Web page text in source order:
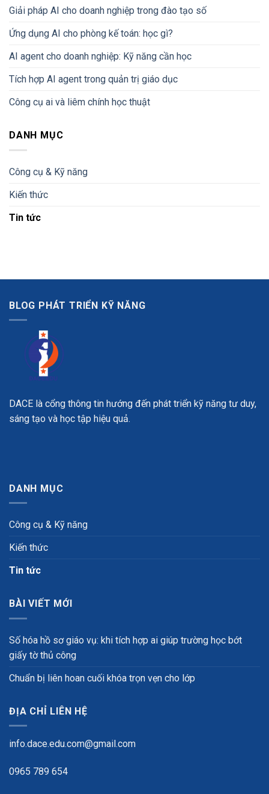
Giải pháp AI cho doanh nghiệp trong đào tạo số
Ứng dụng AI cho phòng kế toán: học gì?
AI agent cho doanh nghiệp: Kỹ năng cần học
Tích hợp AI agent trong quản trị giáo dục
Công cụ ai và liêm chính học thuật
DANH MỤC
Công cụ & Kỹ năng
Kiến thức
Tin tức
BLOG PHÁT TRIỂN KỸ NĂNG
DACE là cổng thông tin hướng đến phát triển kỹ năng tư duy,
sáng tạo và học tập hiệu quả.
DANH MỤC
Công cụ & Kỹ năng
Kiến thức
Tin tức
BÀI VIẾT MỚI
Số hóa hồ sơ giáo vụ: khi tích hợp ai giúp trường học bớt
giấy tờ thủ công
Chuẩn bị liên hoan cuối khóa trọn vẹn cho lớp
ĐỊA CHỈ LIÊN HỆ
info.dace.edu.com@gmail.com
0965 789 654